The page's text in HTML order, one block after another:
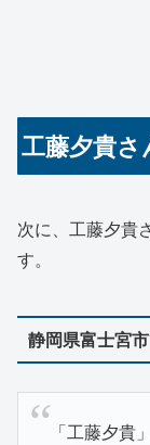
工藤夕貴
次に、工藤夕貴
す。
静岡県富士宮
「工藤夕貴